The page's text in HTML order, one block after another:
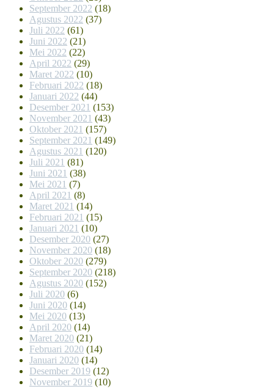
September 2022 (18)
Agustus 2022 (37)
Juli 2022 (61)
Juni 2022 (21)
Mei 2022 (22)
April 2022 (29)
Maret 2022 (10)
Februari 2022 (18)
Januari 2022 (44)
Desember 2021 (153)
November 2021 (43)
Oktober 2021 (157)
September 2021 (149)
Agustus 2021 (120)
Juli 2021 (81)
Juni 2021 (38)
Mei 2021 (7)
April 2021 (8)
Maret 2021 (14)
Februari 2021 (15)
Januari 2021 (10)
Desember 2020 (27)
November 2020 (18)
Oktober 2020 (279)
September 2020 (218)
Agustus 2020 (152)
Juli 2020 (6)
Juni 2020 (14)
Mei 2020 (13)
April 2020 (14)
Maret 2020 (21)
Februari 2020 (14)
Januari 2020 (14)
Desember 2019 (12)
November 2019 (10)